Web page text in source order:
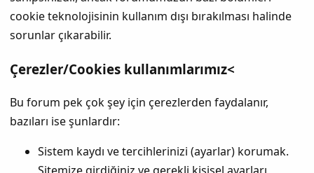
cookie teknolojisinin kullanım dışı bırakılması halinde
sorunlar çıkarabilir.
Çerezler/Cookies kullanımlarımız<
Bu forum pek çok şey için çerezlerden faydalanır,
bazıları ise şunlardır:
Sistem kaydı ve tercihlerinizi (ayarlar) korumak.